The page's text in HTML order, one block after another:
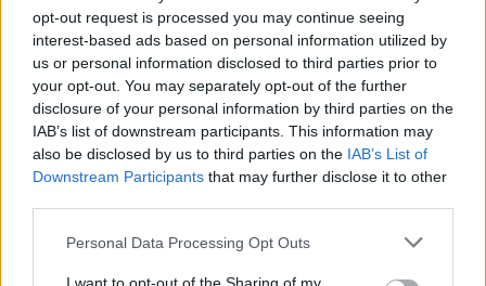
opt-out request is processed you may continue seeing
interest-based ads based on personal information utilized by
us or personal information disclosed to third parties prior to
your opt-out. You may separately opt-out of the further
disclosure of your personal information by third parties on the
IAB’s list of downstream participants. This information may
also be disclosed by us to third parties on the IAB’s List of
Downstream Participants that may further disclose it to other
Personal Data Processing Opt Outs